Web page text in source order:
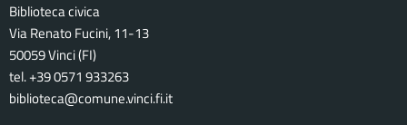
Biblioteca civica
Via Renato Fucini, 11-13
50059 Vinci (FI)
tel. +39 0571 933263
biblioteca@comune.vinci.fi.it